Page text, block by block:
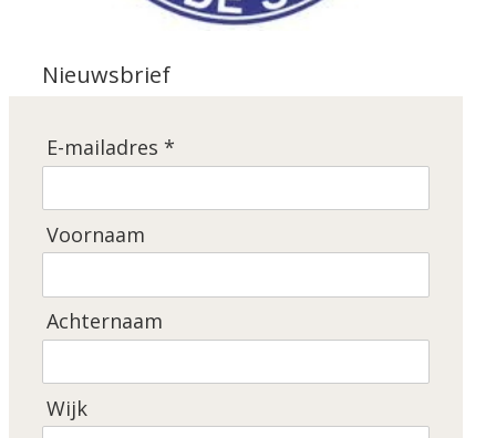
Nieuwsbrief
E-mailadres *
Voornaam
Achternaam
Wijk